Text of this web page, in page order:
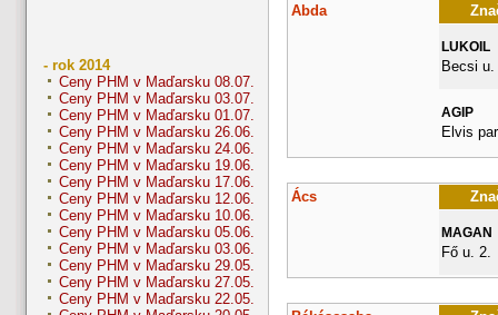
- rok 2014
Ceny PHM v Maďarsku 08.07.
Ceny PHM v Maďarsku 03.07.
Ceny PHM v Maďarsku 01.07.
Ceny PHM v Maďarsku 26.06.
Ceny PHM v Maďarsku 24.06.
Ceny PHM v Maďarsku 19.06.
Ceny PHM v Maďarsku 17.06.
Ceny PHM v Maďarsku 12.06.
Ceny PHM v Maďarsku 10.06.
Ceny PHM v Maďarsku 05.06.
Ceny PHM v Maďarsku 03.06.
Ceny PHM v Maďarsku 29.05.
Ceny PHM v Maďarsku 27.05.
Ceny PHM v Maďarsku 22.05.
Abda
LUKOIL
Becsi u.
AGIP
Elvis
Ács
MAGAN
Fő u. 2.